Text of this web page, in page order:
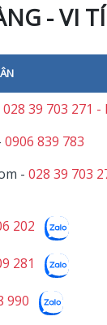
- VI
028 39 703 271 -
0906 839 783
-028 39 703
202
281
990